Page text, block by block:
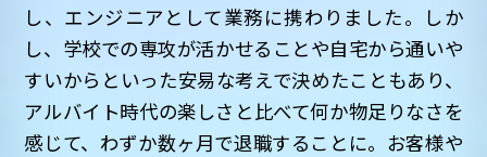
し、エンジニアとして業務に携わりました。しか
し、学校での専攻が活かせることや自宅から通いや
すいからといった安易な考えで決めたこともあり、
アルバイト時代の楽しさと比べて何か物足りなさを
感じて、わずか数ヶ月で退職することに。お客様や